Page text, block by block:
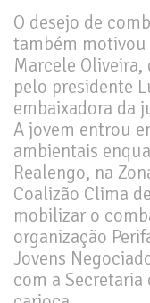
O desejo de
também
Marcele
pelo presidente
embaixadora da
A jovem entrou
ambientais
Realengo, na
Coalizão Clima
mobilizar o
organização
Jovens
com a